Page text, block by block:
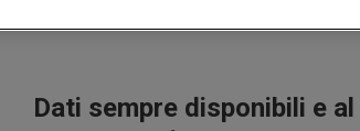
Dati sempre disponibili e al